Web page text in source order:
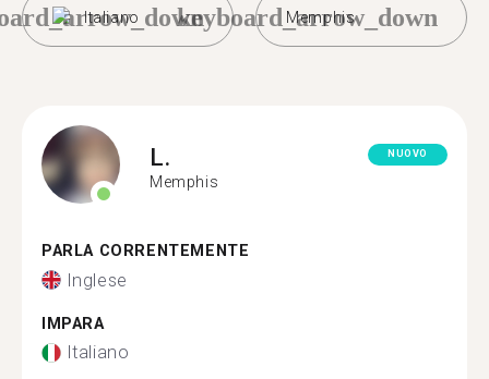
Italiano Memphis
keyboard_arrow_down
L.
Memphis
NUOVO
PARLA CORRENTEMENTE
Inglese
IMPARA
Italiano